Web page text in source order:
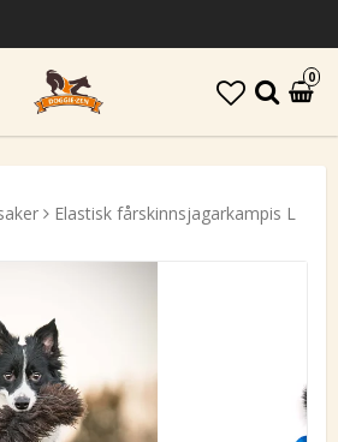
0
Elastisk fårskinnsjagarkampis L